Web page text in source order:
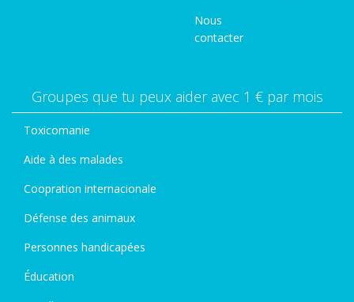
Nous
contacter
Groupes que tu peux aider avec 1 € par mois
Toxicomanie
Aide à des malades
Coopration internacionale
Défense des animaux
Personnes handicapées
Éducation